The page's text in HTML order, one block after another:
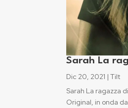
Sarah La
Dic 20, 2021 |Tilt
Sarah La ragazza
Original, in onda